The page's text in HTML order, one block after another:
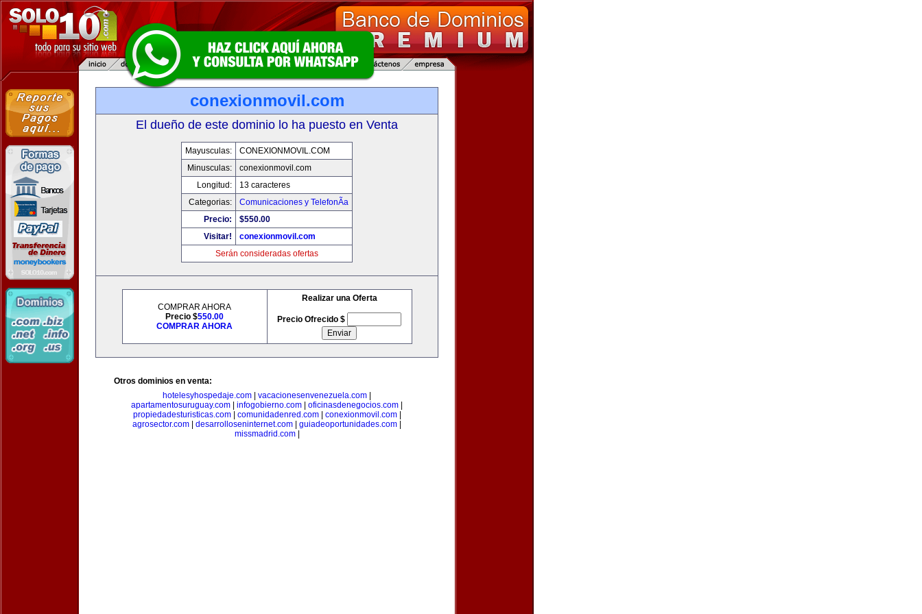
conexionmovil.com
El dueño de este dominio lo ha puesto en Venta
Mayusculas:
CONEXIONMOVIL.COM
Minusculas:
conexionmovil.com
Longitud:
13 caracteres
Categorias:
Comunicaciones y TelefonÃ­a
Precio:
$550.00
Visitar!
conexionmovil.com
Serán consideradas ofertas
COMPRAR AHORA
Precio $550.00
COMPRAR AHORA
Realizar una Oferta
Precio Ofrecido $
Otros dominios en venta:
hotelesyhospedaje.com
vacacionesenvenezuela.com
apartamentosuruguay.com
infogobierno.com oficinasdenegocios.com
propiedadesturisticas.com| comunidadenred.com| conexionmovil.com|
agrosector.com
desarrolloseninternet.com guiadeoportunidades.com
missmadrid.com|